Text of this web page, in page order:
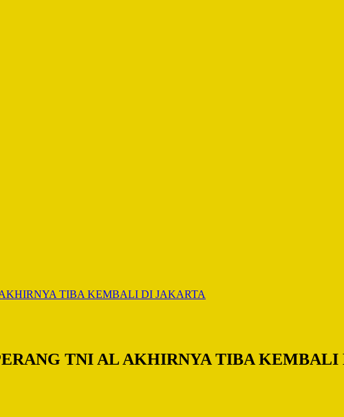
TIBA KEMBALI DI JAKARTA
TNI AL AKHIRNYA TIBA KEMBALI